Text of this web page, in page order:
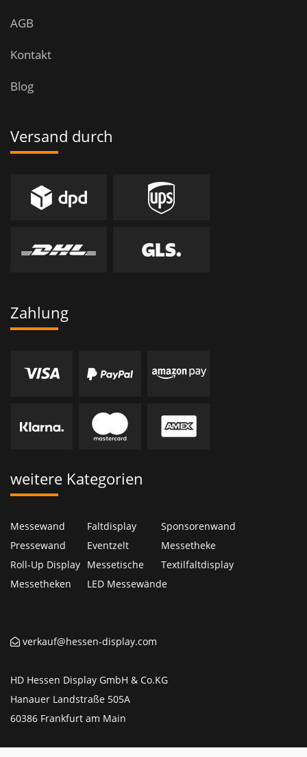
AGB
Kontakt
Blog
Versand durch
Zahlung
weitere Kategorien
Messewand Faltdisplay
Sponsorenwand
Pressewand
Eventzelt
Messetheke
Roll-Up Display Messetische
Textilfaltdisplay
Messetheken
LED Messewände
verkauf@hessen-display.com
HD Hessen Display GmbH & Co.KG
Hanauer Landstraße 505A
60386 Frankfurt am Main